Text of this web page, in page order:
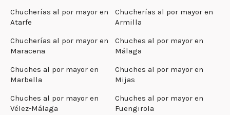
Chucherías al por mayor en
Atarfe
Chucherías al por mayor en
Armilla
Chucherías al por mayor en
Maracena
Chuches al por mayor en
Málaga
Chuches al por mayor en
Marbella
Chuches al por mayor en
Mijas
Chuches al por mayor en
Vélez-Málaga
Chuches al por mayor en
Fuengirola